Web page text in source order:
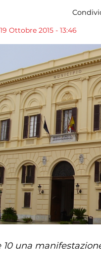
Ottobre 2015 - 13:46
10 una